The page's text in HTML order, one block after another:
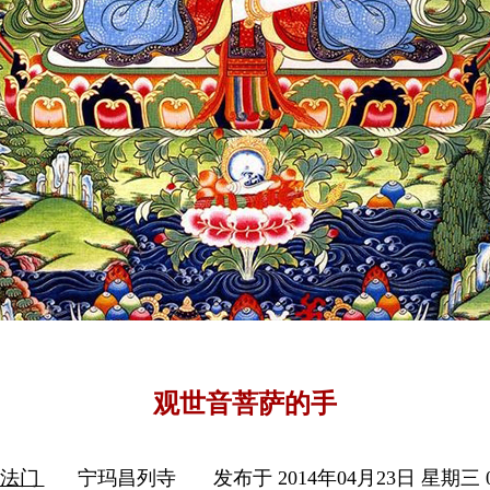
观世音菩萨的手
门 宁玛昌列寺 发布于 2014年04月23日 星期三